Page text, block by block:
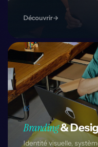
Découvrir→
05
Branding&
Identité visuelle,